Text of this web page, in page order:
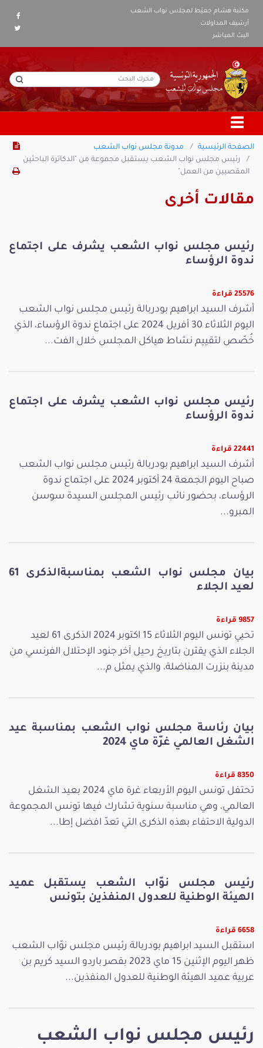
مكتبة هشام جعيّط لمجلس نواب الشعب
أرشيف المداولات
البث المباشر
الصفحة الرئيسية
مدونة مجلس نواب الشعب
رئيس مجلس نواب الشعب يستقبل مجموعة من "الدكاترة الباحثين
المقصيين من العمل"
رئيس مجلس نواب الشعب
مقالات أخرى
رئيس مجلس نواب الشعب يشرف على اجتماع
ندوة الرؤساء
25576 قراءة
أشرف السيد ابراهيم بودربالة رئيس مجلس نواب الشعب
اليوم الثلاثاء 30 أفريل 2024 على اجتماع ندوة الرؤساء، الذي
خُصّص لتقييم نشاط هياكل المجلس خلال الفت...
رئيس مجلس نواب الشعب يشرف على اجتماع
ندوة الرؤساء
22441 قراءة
أشرف السيد ابراهيم بودربالة رئيس مجلس نواب الشعب
صباح اليوم الجمعة 24 أكتوبر 2024 على اجتماع ندوة
الرؤساء، بحضور نائب رئيس المجلس السيدة سوسن
المبرو...
بيان مجلس نواب الشعب بمناسبةالذكرى 61
لعيد الجلاء
9857 قراءة
تحيي تونس اليوم الثلاثاء 15 اكتوبر 2024 الذكرى 61 لعيد
الجلاء الذي يقترن بتاريخ رحيل آخر جنود الإحتلال الفرنسي من
مدينة بنزرت المناضلة، والذي يمثل م...
بيان رئاسة مجلس نواب الشعب بمناسبة عيد
الشغل العالمي غرّة ماي 2024
8350 قراءة
تحتفل تونس اليوم الأربعاء غرة ماي 2024 بعيد الشغل
العالمي، وهي مناسبة سنوية تشارك فيها تونس المجموعة
الدولية الاحتفاء بهذه الذكرى التي تعدّ افضل إطا...
رئيس مجلس نوّاب الشعب يستقبل عميد
الهيئة الوطنية للعدول المنفذين بتونس
6658 قراءة
استقبل السيد ابراهيم بودربالة رئيس مجلس نوّاب الشعب
ظهر اليوم الإثنين 15 ماي 2023 بقصر باردو السيد كريم بن
عربية عميد الهيئة الوطنية للعدول المنفذين...